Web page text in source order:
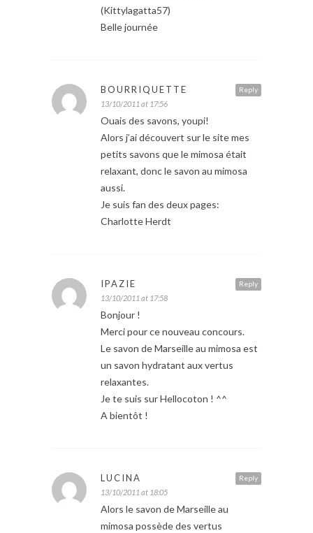
(Kittylagatta57)
Belle journée
Reply
BOURRIQUETTE
13/10/2011 at 17:56
Ouais des savons, youpi!
Alors j’ai découvert sur le site mes
petits savons que le mimosa était
relaxant, donc le savon au mimosa
aussi.
Je suis fan des deux pages:
Charlotte Herdt
Reply
IPAZIE
13/10/2011 at 17:58
Bonjour !
Merci pour ce nouveau concours.
Le savon de Marseille au mimosa est
un savon hydratant aux vertus
relaxantes.
Je te suis sur Hellocoton ! ^^
A bientôt !
Reply
LUCINA
13/10/2011 at 18:05
Alors le savon de Marseille au
mimosa possède des vertus